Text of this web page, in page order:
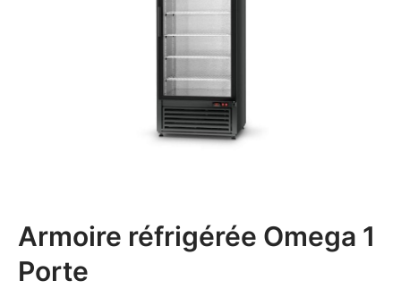
Armoire réfrigérée Omega 1
Porte